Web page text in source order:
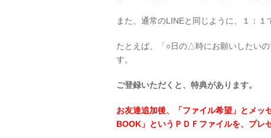
また、通常のLINEと同じように、１：１
たとえば、「○日の△時にお願いしたい
す。
ご登録いただくと、特典があります。
お友達追加後、「ファイル希望」とメッ
BOOK」というＰＤＦファイルを、プレ